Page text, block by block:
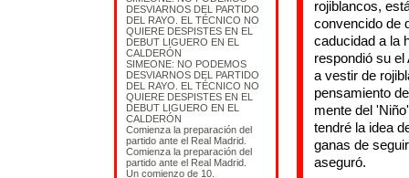
DESVIARNOS DEL PARTIDO
DEL RAYO. EL TÉCNICO NO
QUIERE DESPISTES EN EL
DEBUT LIGUERO EN EL
CALDERÓN
SIMEONE: NO PODEMOS
DESVIARNOS DEL PARTIDO
DEL RAYO. EL TÉCNICO NO
QUIERE DESPISTES EN EL
DEBUT LIGUERO EN EL
CALDERÓN
Comienza la preparación del
partido ante el Real Madrid.
Comienza la preparación del
partido ante el Real Madrid.
Un comienzo de 10.
rojiblancos,
convencido de
caducidad a la
respondió su
a vestir de
pensamiento
mente del
tendré la idea
ganas de
aseguró.